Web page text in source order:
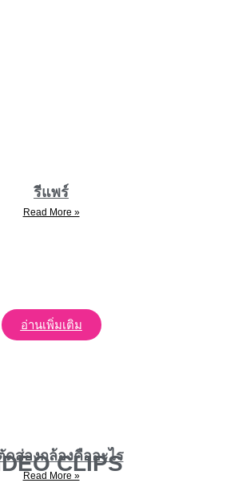
รีแพร์
Read More »
ดส่องกล้องคืออะไร
Read More »
อ่านเพิ่มเติม
CLIPS